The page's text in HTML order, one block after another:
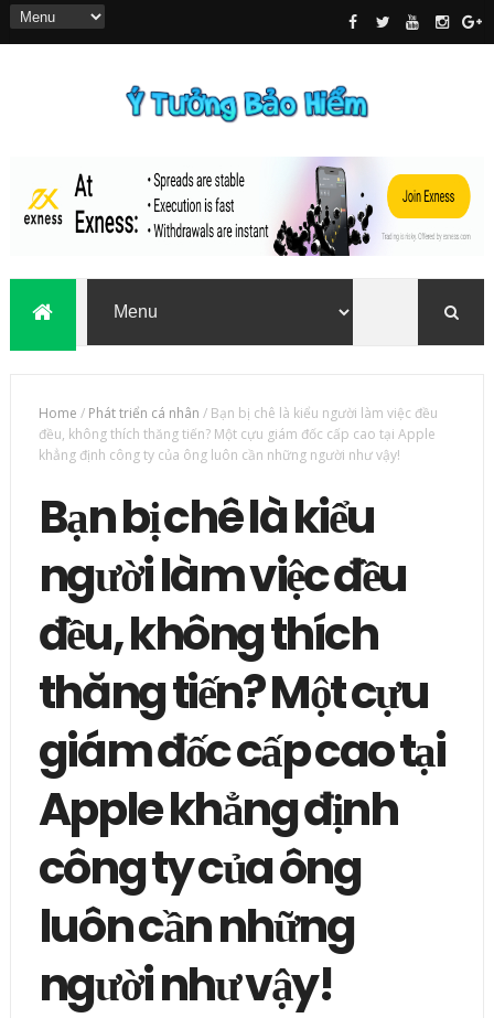
Home / Phát triển cá nhân / Bạn bị chê là kiểu người làm việc đều
đều, không thích thăng tiến? Một cựu giám đốc cấp cao tại Apple
khẳng định công ty của ông luôn cần những người như vậy!
Bạn bị chê là kiểu
người làm việc đều
đều, không thích
thăng tiến? Một cựu
giám đốc cấp cao tại
Apple khẳng định
công ty của ông
luôn cần những
người như vậy!